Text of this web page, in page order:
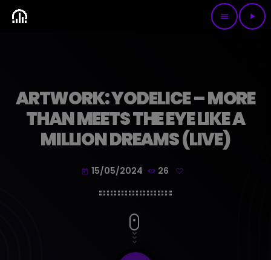
menu play_arrow
ARTWORK: YODELICE – MORE
THAN MEETS THE EYE LIKE A
MILLION DREAMS (LIVE)
today 15/05/2024 26